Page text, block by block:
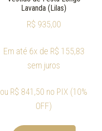
Lavanda (Lilas)
R$ 935,00
Em até 6x de R$ 155,83
sem juros
ou R$ 841,50 no PIX (10%
OFF)